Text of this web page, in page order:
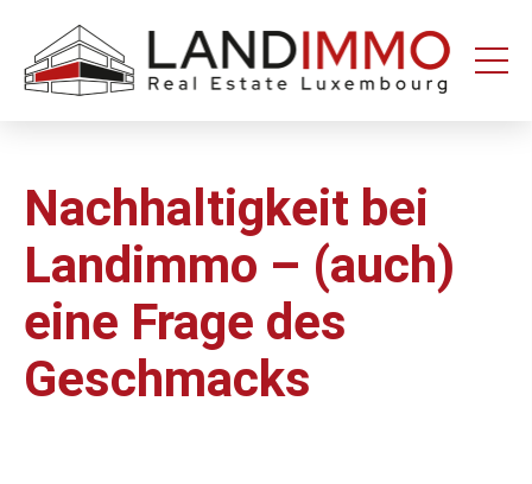
Aller au
contenu
Aller
en
bas
Nachhaltigkeit bei
Landimmo – (auch)
eine Frage des
Geschmacks